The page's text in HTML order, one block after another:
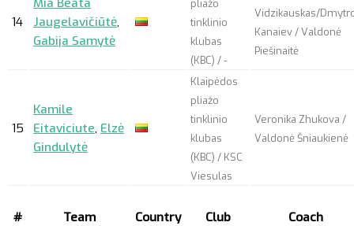
14
Jaugelavičiūtė,
Gabija Samytė
pliažo
tinklinio
klubas
(KBC) / -
Vidzikauskas/
Kanaiev / Valdonė
Piešinaitė
15
Kamile
Eitaviciute, Elzė
Gindulytė
Klaipėdos
pliažo
tinklinio
klubas
(KBC) / KSC
Viesulas
Veronika Zhukova /
Valdonė Šniaukienė
# Team Country Club Coach